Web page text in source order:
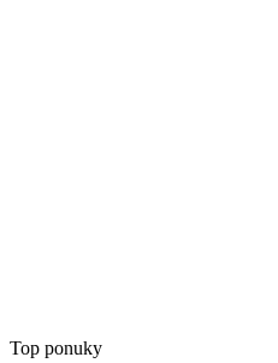
Top ponuky